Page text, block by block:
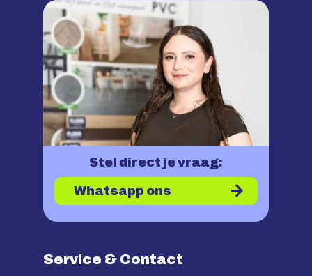
Stel direct je vraag:
Whatsapp ons
Service & Contact